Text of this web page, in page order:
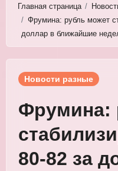
Главная страница
Фрумина: рубль может
доллар в ближайшие
Новости разные
Фрумина:
80-82 за